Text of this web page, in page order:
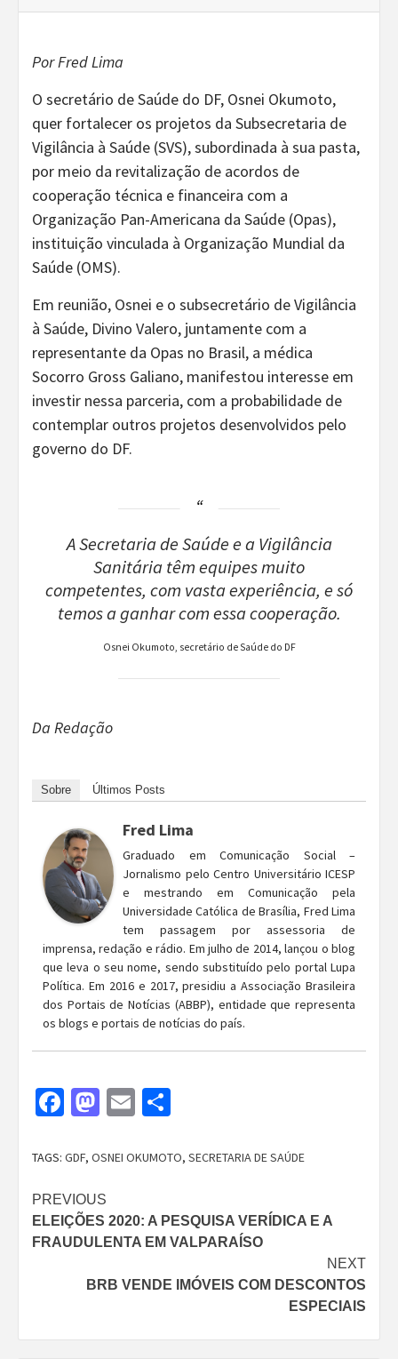
Por Fred Lima
O secretário de Saúde do DF, Osnei Okumoto,
quer fortalecer os projetos da Subsecretaria de
Vigilância à Saúde (SVS), subordinada à sua pasta,
por meio da revitalização de acordos de
cooperação técnica e financeira com a
Organização Pan-Americana da Saúde (Opas),
instituição vinculada à Organização Mundial da
Saúde (OMS).
Em reunião, Osnei e o subsecretário de Vigilância
à Saúde, Divino Valero, juntamente com a
representante da Opas no Brasil, a médica
Socorro Gross Galiano, manifestou interesse em
investir nessa parceria, com a probabilidade de
contemplar outros projetos desenvolvidos pelo
governo do DF.
A Secretaria de Saúde e a Vigilância
Sanitária têm equipes muito
competentes, com vasta experiência, e só
temos a ganhar com essa cooperação.
Osnei Okumoto, secretário de Saúde do DF
Da Redação
Sobre Últimos Posts
Fred Lima
Graduado em Comunicação Social –
Jornalismo pelo Centro Universitário ICESP
e mestrando em Comunicação pela
Universidade Católica de Brasília, Fred Lima
tem passagem por assessoria de
imprensa, redação e rádio. Em julho de 2014, lançou o blog
que leva o seu nome, sendo substituído pelo portal Lupa
Política. Em 2016 e 2017, presidiu a Associação Brasileira
dos Portais de Notícias (ABBP), entidade que representa
os blogs e portais de notícias do país.
Facebook
Mastodon
Email
TAGS: GDF, OSNEI OKUMOTO, SECRETARIA DE SAÚDE
Continue
Reading
PREVIOUS
ELEIÇÕES 2020: A PESQUISA VERÍDICA E A
FRAUDULENTA EM VALPARAÍSO
NEXT
BRB VENDE IMÓVEIS COM DESCONTOS
ESPECIAIS